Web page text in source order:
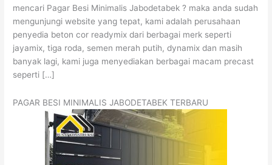
mencari Pagar Besi Minimalis Jabodetabek ? maka anda sudah
mengunjungi website yang tepat, kami adalah perusahaan
penyedia beton cor readymix dari berbagai merk seperti
jayamix, tiga roda, semen merah putih, dynamix dan masih
banyak lagi, kami juga menyediakan berbagai macam precast
seperti […]
PAGAR BESI MINIMALIS JABODETABEK TERBARU